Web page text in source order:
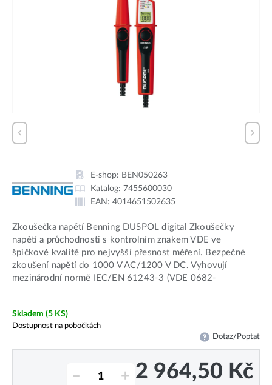
E-shop: BEN050263
Katalog: 7455600030
EAN: 4014651502635
Zkoušečka napětí Benning DUSPOL digital Zkoušečky
napětí a průchodnosti s kontrolním znakem VDE ve
špičkové kvalitě pro nejvyšší přesnost měření. Bezpečné
zkoušení napětí do 1000 V AC/1200 V DC. Vyhovují
mezinárodní normě IEC/EN 61243-3 (VDE 0682-
Skladem (5 KS)
Dostupnost na pobočkách
Dotaz/Poptat
– + 2 964,50 Kč